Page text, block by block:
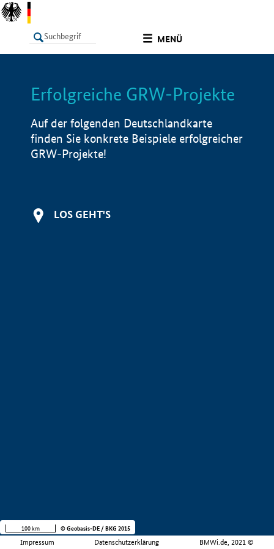
MENÜ
LISTE Info
Erfolgreiche GRW-Projekte
Auf der folgenden Deutschlandkarte
finden Sie konkrete Beispiele erfolgreicher
GRW-Projekte!
LOS GEHT'S
Impressum Datenschutzerklärung BMWi.de, 2021 ©
100 km © Geobasis-DE / BKG 2015